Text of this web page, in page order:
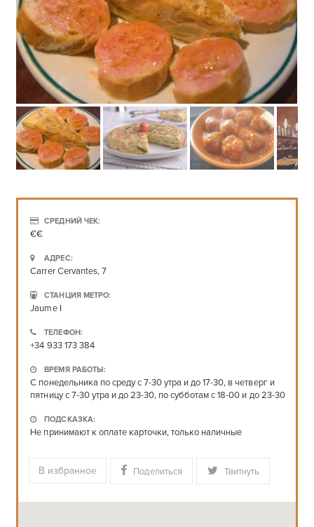
СРЕДНИЙ ЧЕК:
€€
АДРЕС:
Carrer Cervantes, 7
СТАНЦИЯ МЕТРО:
Jaume I
ТЕЛЕФОН:
+34 933 173 384
ВРЕМЯ РАБОТЫ:
C понедельника по среду с 7-30 утра и до 17-30, в четверг и
пятницу с 7-30 утра и до 23-30, по субботам с 18-00 и до 23-30
ПОДСКАЗКА:
Не принимают к оплате карточки, только наличные
В избранное Поделиться Твитнуть